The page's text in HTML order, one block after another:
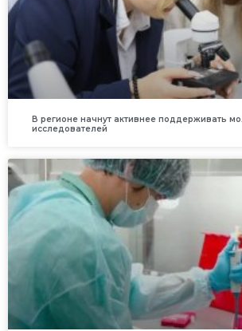
В регионе начнут активнее поддерживать
исследователей